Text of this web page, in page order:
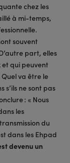
chez les
à mi-temps,
souvent
part, elles
et qui peuvent
va être le
s’ils ne sont pas
: « Nous
les
du
dans les Ehpad
devenu un